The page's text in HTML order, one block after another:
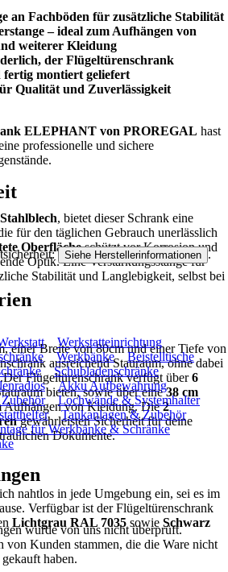
an Fachböden für zusätzliche Stabilität
– ideal zum Aufhängen von
weiterer Kleidung
der Flügeltürenschrank
montiert geliefert
Qualität und Zuverlässigkeit
ELEPHANT von PROREGAL hast
professionelle und sichere
, bietet dieser Schrank eine
für den täglichen Gebrauch unerlässlich
Oberflächeschützt vor Korrosion und
Optik. Eine Verstärkungsstange für
Stabilität und Langlebigkeit, selbst bei
einer Breite von 80cm und einer Tiefe von
ausreichend Stauraum, ohne dabei
Flügeltürenschrank verfügt über6
bieten, sowie über eine38 cm
Aufhängen von Kleidung. Die2
gewährleisten Sicherheit für deine
Dokumente.
nahtlos in jede Umgebung ein, sei es im
Verfügbar ist der Flügeltürenschrank
Lichtgrau RAL 7035 sowie Schwarz
Siehe Herstellerinformationen .
Werkstatteinrichtung
Werkbänke
Beistelltische
Schubladenschränke
Akku Aufbewahrung
Lochwände & Systemhalter
Tankanlagen & Zubehör
für Werkbänke & Schränke
wurde von uns nicht überprüft.
von Kunden stammen, die die Ware nicht
haben.